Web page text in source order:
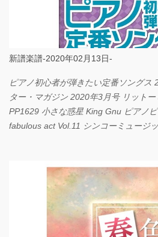
新譜楽譜-2020年02月13日-
ピアノ初心者が弾きたい定番ソング
ター・マガジン 2020年3月号 リット
PP1629 小さな惑星 King Gnu ピアノ
fabulous act Vol.11 シンコーミュージ